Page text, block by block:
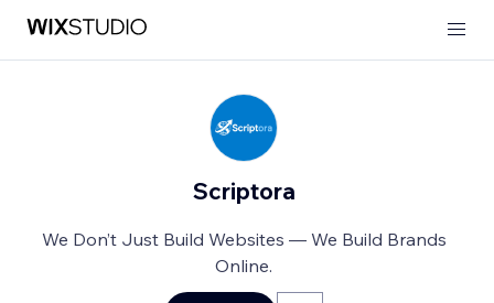
Scriptora
We Don’t Just Build Websites — We Build Brands
Online.